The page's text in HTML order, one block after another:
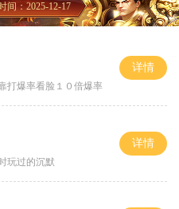
间：2025-12-17
打爆率看脸１０倍爆率
详情
过的沉默
详情